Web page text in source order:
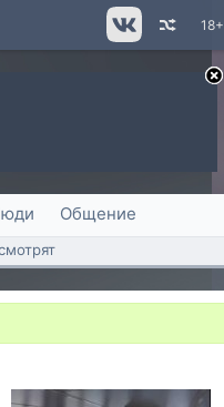
18+
Общение